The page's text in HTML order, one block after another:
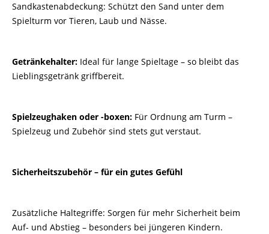
Sandkastenabdeckung: Schützt den Sand unter dem
Spielturm vor Tieren, Laub und Nässe.
Getränkehalter: Ideal für lange Spieltage – so bleibt das
Lieblingsgetränk griffbereit.
Spielzeughaken oder -boxen: Für Ordnung am Turm –
Spielzeug und Zubehör sind stets gut verstaut.
Sicherheitszubehör – für ein gutes Gefühl
Zusätzliche Haltegriffe: Sorgen für mehr Sicherheit beim
Auf- und Abstieg – besonders bei jüngeren Kindern.